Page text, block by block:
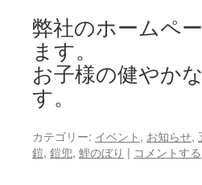
弊社のホームペ
ます。
お子様の健やか
す。
カテゴリー: イベント, お知らせ,
鎧, 鎧兜, 鯉のぼり | コメントする